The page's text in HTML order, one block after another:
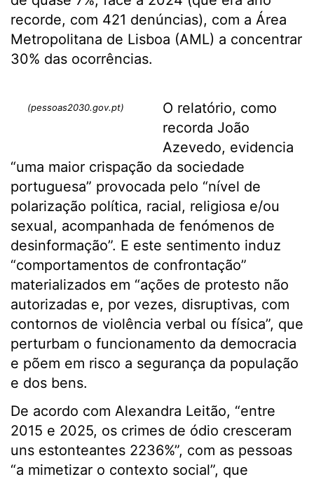
recorde, com 421 denúncias), com a Área
Metropolitana de Lisboa (AML) a concentrar
30% das ocorrências.
(pessoas2030.gov.pt)
O relatório, como
recorda João
Azevedo, evidencia
“uma maior crispação da sociedade
portuguesa” provocada pelo “nível de
polarização política, racial, religiosa e/ou
sexual, acompanhada de fenómenos de
desinformação”. E este sentimento induz
“comportamentos de confrontação”
materializados em “ações de protesto não
autorizadas e, por vezes, disruptivas, com
contornos de violência verbal ou física”, que
perturbam o funcionamento da democracia
e põem em risco a segurança da população
e dos bens.
De acordo com Alexandra Leitão, “entre
2015 e 2025, os crimes de ódio cresceram
uns estonteantes 2236%”, com as pessoas
“a mimetizar o contexto social”, que